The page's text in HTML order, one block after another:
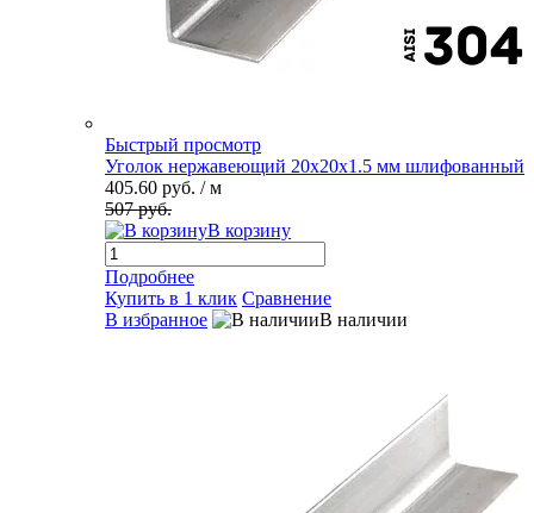
Быстрый просмотр
Уголок нержавеющий 20х20х1.5 мм шлифованный
405.60 руб. / м
507 руб.
В корзину
Подробнее
Купить в 1 клик Сравнение
В избранное
В наличии